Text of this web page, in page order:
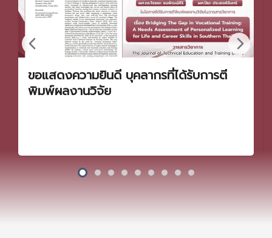
ขอแสดงความยินดี บุคลากรที่ได้รับการตี
พิมพ์ผลงานวิจัย